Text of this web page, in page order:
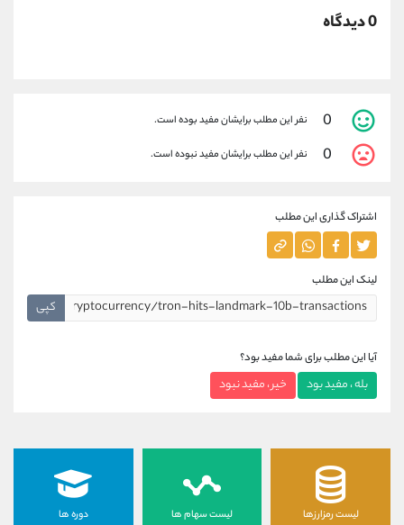
0 دیدگاه
0 نفر این مطلب برایشان مفید بوده است.
0 نفر این مطلب برایشان مفید نبوده است.
اشتراک گذاری این مطلب
لینک این مطلب
کپی
آیا این مطلب برای شما مفید بود؟
بله ، مفید بود خیر ، مفید نبود
لیست رمزارزها لیست سهام ها دوره ها